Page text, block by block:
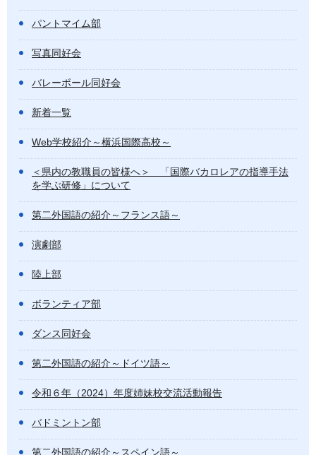
パントマイム部
写真同好会
バレーボール同好会
新着一覧
Web学校紹介～横浜国際高校～
＜県内の教職員の皆様へ＞ 「国際バカロレアの指導手法
を学ぶ研修」について
第二外国語の紹介～フランス語～
演劇部
陸上部
ボランティア部
ダンス同好会
第二外国語の紹介～ドイツ語～
令和６年（2024）年度姉妹校交流活動報告
バドミントン部
第二外国語の紹介～スペイン語～